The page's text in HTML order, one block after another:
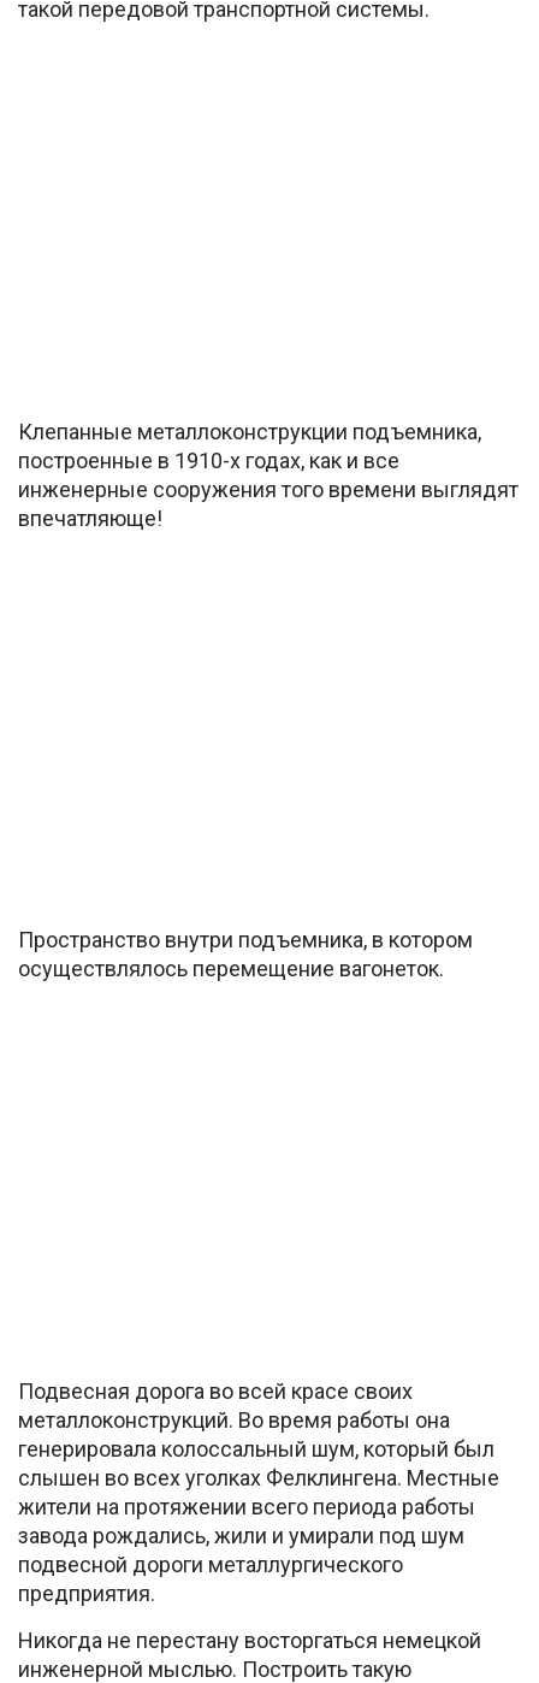
такой передовой транспортной системы.
Клепанные металлоконструкции подъемника,
построенные в 1910-х годах, как и все
инженерные сооружения того времени выглядят
впечатляюще!
Пространство внутри подъемника, в котором
осуществлялось перемещение вагонеток.
Подвесная дорога во всей красе своих
металлоконструкций. Во время работы она
генерировала колоссальный шум, который был
слышен во всех уголках Фелклингена. Местные
жители на протяжении всего периода работы
завода рождались, жили и умирали под шум
подвесной дороги металлургического
предприятия.
Никогда не перестану восторгаться немецкой
инженерной мыслью. Построить такую